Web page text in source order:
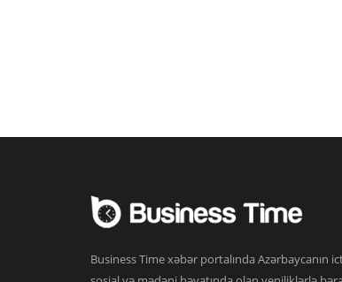
Business Time xəbər portalında Azərbaycanın